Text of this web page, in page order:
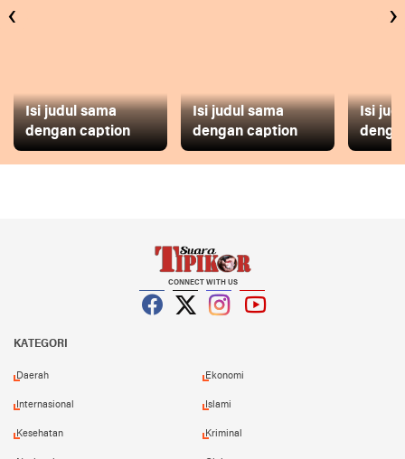
Isi judul sama
dengan caption
Isi judul sama
dengan caption
Isi
‹ ›
CONNECT WITH US
KATEGORI
Daerah Ekonomi
Internasional Islami
Kesehatan Kriminal